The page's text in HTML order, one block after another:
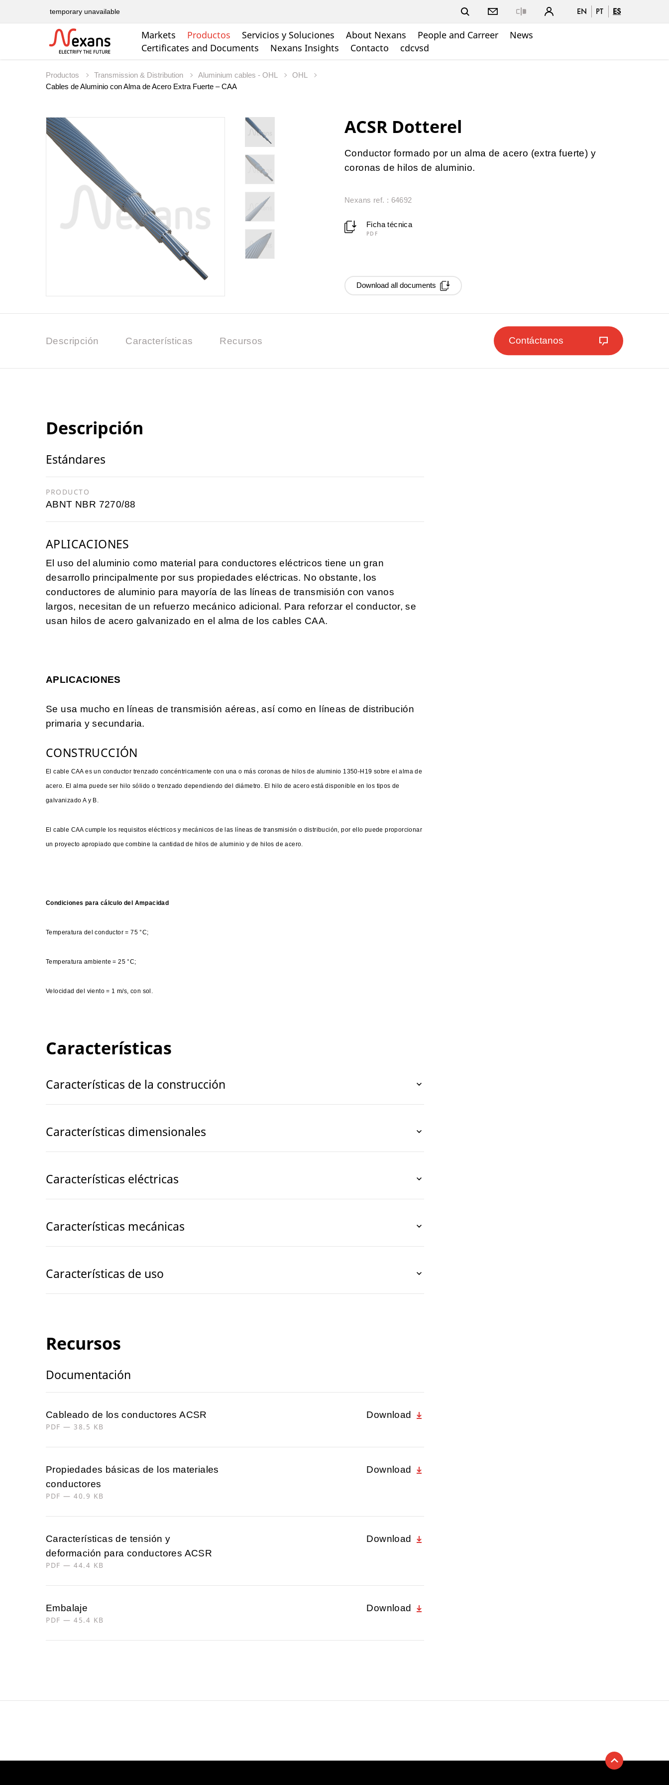
temporary unavailable EN PT ES
Markets Productos Servicios y Soluciones About Nexans People and Carreer
News
Certificates and Documents
Nexans Insights Contacto cdcvsd
Productos Transmission & Distribution Aluminium cables - OHL
OHL
Cables de Aluminio con Alma de Acero Extra Fuerte – CAA
ACSR Dotterel
Conductor formado por un alma de acero (extra fuerte) y
coronas de hilos de aluminio.
Nexans ref. : 64692
Ficha técnica
PDF
Download all documents
Descripción Características Recursos Contáctanos
Descripción
Estándares
PRODUCTO
ABNT NBR 7270/88
APLICACIONES
El uso del aluminio como material para conductores eléctricos tiene un gran
desarrollo principalmente por sus propiedades eléctricas. No obstante, los
conductores de aluminio para mayoría de las líneas de transmisión con vanos
largos, necesitan de un refuerzo mecánico adicional. Para reforzar el conductor, se
usan hilos de acero galvanizado en el alma de los cables CAA.
APLICACIONES
Se usa mucho en líneas de transmisión aéreas, así como en líneas de distribución
primaria y secundaria.
CONSTRUCCIÓN
El cable CAA es un conductor trenzado concéntricamente con una o más coronas de hilos de aluminio 1350-H19 sobre el alma de
acero. El alma puede ser hilo sólido o trenzado dependiendo del diámetro. El hilo de acero está disponible en los tipos de
galvanizado A y B.
El cable CAA cumple los requisitos eléctricos y mecánicos de las líneas de transmisión o distribución, por ello puede proporcionar
un proyecto apropiado que combine la cantidad de hilos de aluminio y de hilos de acero.
Condiciones para cálculo del Ampacidad
Temperatura del conductor = 75 °C;
Temperatura ambiente = 25 °C;
Velocidad del viento = 1 m/s, con sol.
Características
Características de la construcción
Características dimensionales
Características eléctricas
Características mecánicas
Características de uso
Recursos
Documentación
Cableado de los conductores ACSR
PDF — 38.5 KB
Download
Propiedades básicas de los materiales
conductores
PDF — 40.9 KB
Download
Características de tensión y
deformación para conductores ACSR
PDF — 44.4 KB
Download
Embalaje
PDF — 45.4 KB
Download